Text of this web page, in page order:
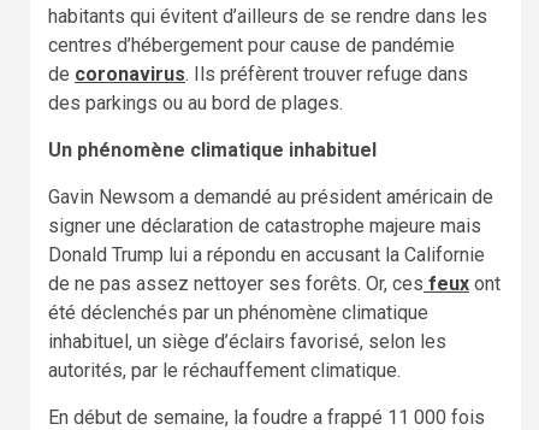
habitants qui évitent d’ailleurs de se rendre dans les
centres d’hébergement pour cause de pandémie
de coronavirus. Ils préfèrent trouver refuge dans
des parkings ou au bord de plages.
Un phénomène climatique inhabituel
Gavin Newsom a demandé au président américain de
signer une déclaration de catastrophe majeure mais
Donald Trump lui a répondu en accusant la Californie
de ne pas assez nettoyer ses forêts. Or, ces feux ont
été déclenchés par un phénomène climatique
inhabituel, un siège d’éclairs favorisé, selon les
autorités, par le réchauffement climatique.
En début de semaine, la foudre a frappé 11 000 fois